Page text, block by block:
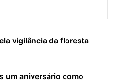
vigilância da floresta
um aniversário como